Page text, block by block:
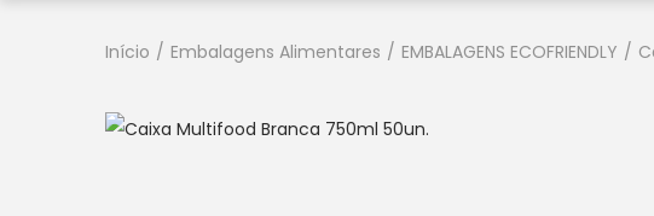
Início / Embalagens Alimentares / EMBALAGENS ECOFRIENDLY /